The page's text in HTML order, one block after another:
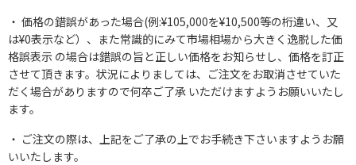
価格の錯誤があった場合(例:¥105,000を¥10,500等の桁違い、又
は¥0表示など）、また常識的にみて市場相場から大きく逸脱した価
格誤表示 の場合は錯誤の旨と正しい価格をお知らせし、価格を訂正
させて頂きます。状況によりましては、ご注文をお取消させていた
だく場合がありますので何卒ご了承 いただけますようお願いいたし
ます。
ご注文の際は、上記をご了承の上でお手続き下さいますようお願
いいたします。